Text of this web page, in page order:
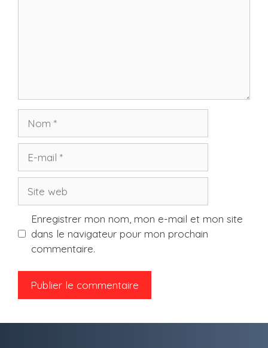
mail
web
Enregistrer mon nom, mon e-mail et mon site
dans le navigateur pour mon prochain
commentaire.